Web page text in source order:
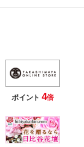
ポイント 4倍